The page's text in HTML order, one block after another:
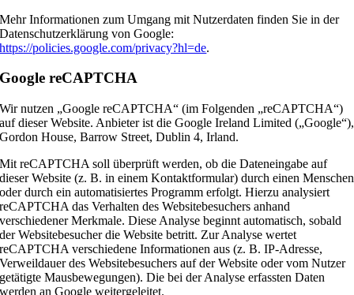
Mehr Informationen zum Umgang mit Nutzerdaten finden Sie in der
Datenschutzerklärung von Google:
https://policies.google.com/privacy?hl=de.
Google reCAPTCHA
Wir nutzen „Google reCAPTCHA“ (im Folgenden „reCAPTCHA“)
auf dieser Website. Anbieter ist die Google Ireland Limited („Google“),
Gordon House, Barrow Street, Dublin 4, Irland.
Mit reCAPTCHA soll überprüft werden, ob die Dateneingabe auf
dieser Website (z. B. in einem Kontaktformular) durch einen Menschen
oder durch ein automatisiertes Programm erfolgt. Hierzu analysiert
reCAPTCHA das Verhalten des Websitebesuchers anhand
verschiedener Merkmale. Diese Analyse beginnt automatisch, sobald
der Websitebesucher die Website betritt. Zur Analyse wertet
reCAPTCHA verschiedene Informationen aus (z. B. IP-Adresse,
Verweildauer des Websitebesuchers auf der Website oder vom Nutzer
getätigte Mausbewegungen). Die bei der Analyse erfassten Daten
werden an Google weitergeleitet.